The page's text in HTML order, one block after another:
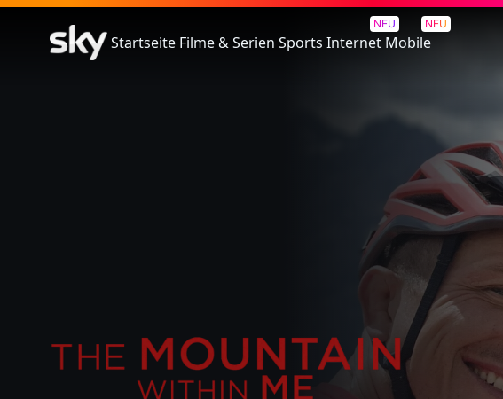
Startseite Filme & Serien Sports
NEU
Internet
NEU
Mobile
The Mountain Within Me